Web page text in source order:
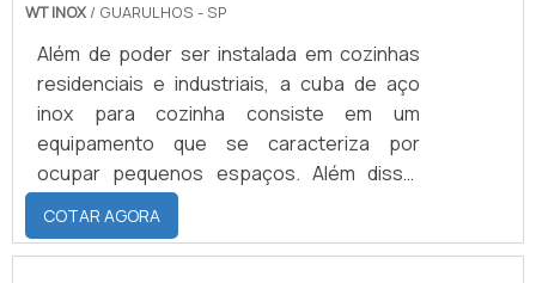
WT INOX / GUARULHOS - SP
Além de poder ser instalada em cozinhas
residenciais e industriais, a cuba de aço
inox para cozinha consiste em um
equipamento que se caracteriza por
ocupar pequenos espaços. Além disso,
trata-se de um produto que é
invariavelmente incluso a bancadas
igualmente compostas por aço inoxidável.
COTAR AGORA